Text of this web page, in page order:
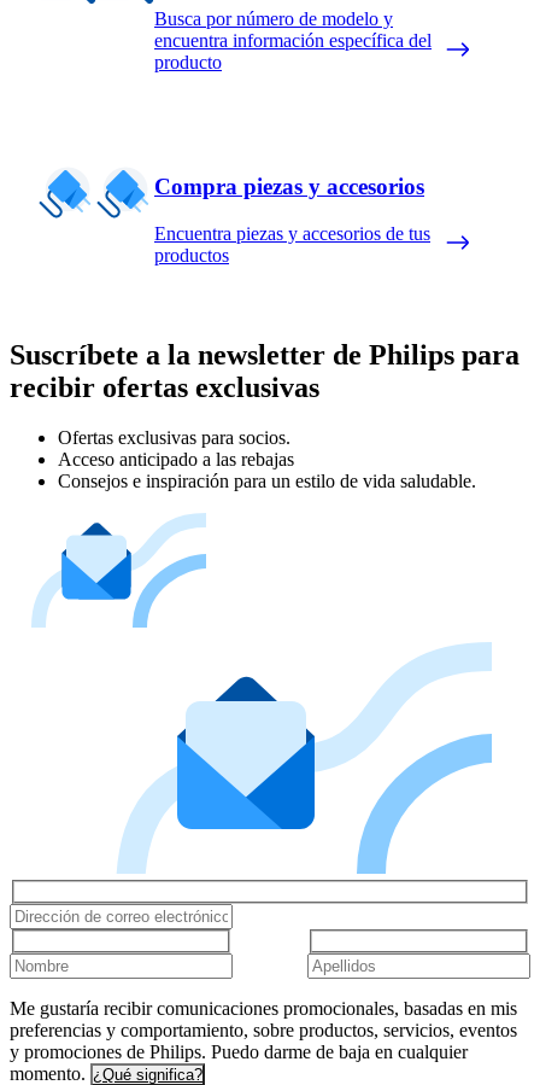
Busca por número de modelo y
encuentra información específica del
producto
Compra piezas y accesorios
Encuentra piezas y accesorios de tus
productos
Suscríbete a la newsletter de Philips para
recibir ofertas exclusivas
Ofertas exclusivas para socios.
Acceso anticipado a las rebajas
Consejos e inspiración para un estilo de vida saludable.
Me gustaría recibir comunicaciones promocionales, basadas en mis
preferencias y comportamiento, sobre productos, servicios, eventos
y promociones de Philips. Puedo darme de baja en cualquier
momento. ¿Qué significa?